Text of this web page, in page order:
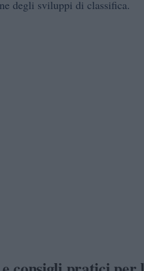
degli sviluppi di classifica.